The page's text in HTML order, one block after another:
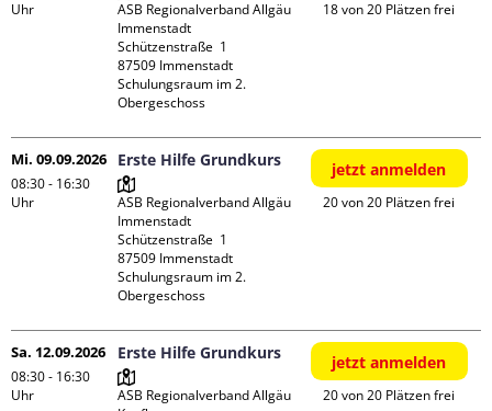
Uhr
ASB Regionalverband Allgäu
Immenstadt
Schützenstraße  1
87509 Immenstadt
Schulungsraum im 2.
Obergeschoss
18 von 20 Plätzen frei
Mi. 09.09.2026
08:30 - 16:30
Uhr
Erste Hilfe Grundkurs
ASB Regionalverband Allgäu
Immenstadt
Schützenstraße  1
87509 Immenstadt
Schulungsraum im 2.
Obergeschoss
jetzt anmelden
20 von 20 Plätzen frei
Sa. 12.09.2026
08:30 - 16:30
Uhr
Erste Hilfe Grundkurs
ASB Regionalverband Allgäu
jetzt anmelden
20 von 20 Plätzen frei